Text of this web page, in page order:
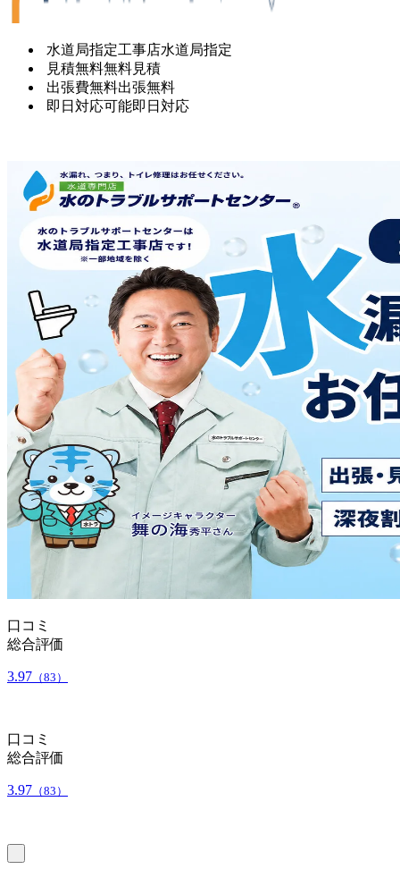
水道局指定工事店水道局指定
見積無料無料見積
出張費無料出張無料
即日対応可能即日対応
口コミ
総合評価
3.97 （83）
口コミ
総合評価
3.97 （83）